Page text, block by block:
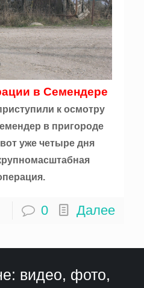
в Семендере
к осмотру
в пригороде
уже четыре дня
0 Далее
видео, фото,